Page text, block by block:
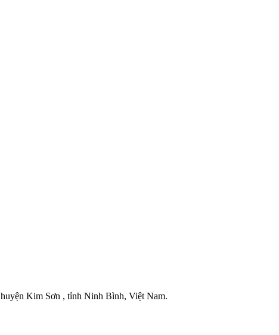
Kim Sơn , tỉnh Ninh Bình, Việt Nam.